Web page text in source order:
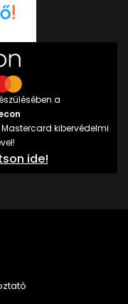
a
kibervédelmi
ide!